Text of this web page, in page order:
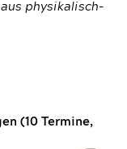
physikalisch-
(10 Termine,